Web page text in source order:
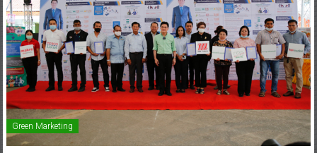
Green Marketing
August 8, 2020